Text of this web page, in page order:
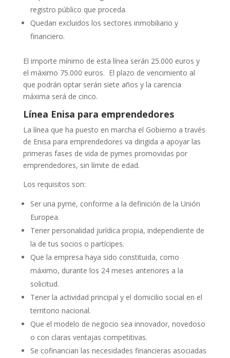
registro público que proceda.
Quedan excluidos los sectores inmobiliario y
financiero.
El importe mínimo de esta línea serán 25.000 euros y
el máximo 75.000 euros. El plazo de vencimiento al
que podrán optar serán siete años y la carencia
máxima será de cinco.
Línea Enisa para emprendedores
La línea que ha puesto en marcha el Gobierno a través
de Enisa para emprendedores va dirigida a apoyar las
primeras fases de vida de pymes promovidas por
emprendedores, sin límite de edad.
Los requisitos son:
Ser una pyme, conforme a la definición de la Unión
Europea.
Tener personalidad jurídica propia, independiente de
la de tus socios o partícipes.
Que la empresa haya sido constituida, como
máximo, durante los 24 meses anteriores a la
solicitud.
Tener la actividad principal y el domicilio social en el
territorio nacional.
Que el modelo de negocio sea innovador, novedoso
o con claras ventajas competitivas.
Se cofinancian las necesidades financieras asociadas